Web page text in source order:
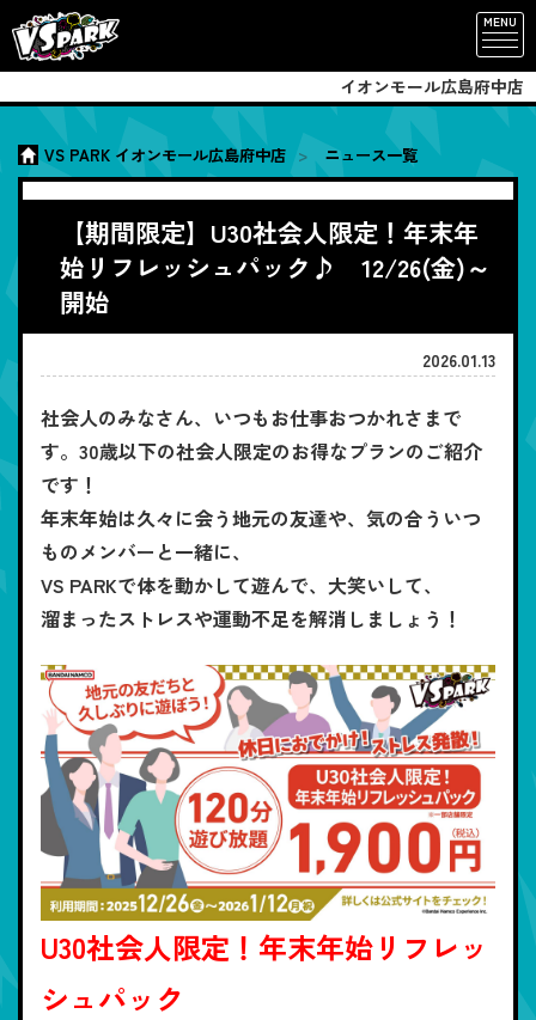
MENU
イオンモール広島府中店
VS PARK イオンモール広島府中店 ニュース一覧
【期間限定】U30社会人限定！年末年
始リフレッシュパック♪ 12/26(金)～
開始
2026.01.13
社会人のみなさん、いつもお仕事おつかれさまで
す。30歳以下の社会人限定のお得なプランのご紹介
です！
年末年始は久々に会う地元の友達や、気の合ういつ
ものメンバーと一緒に、
VS PARKで体を動かして遊んで、大笑いして、
溜まったストレスや運動不足を解消しましょう！
U30社会人限定！年末年始リフレッ
シュパック